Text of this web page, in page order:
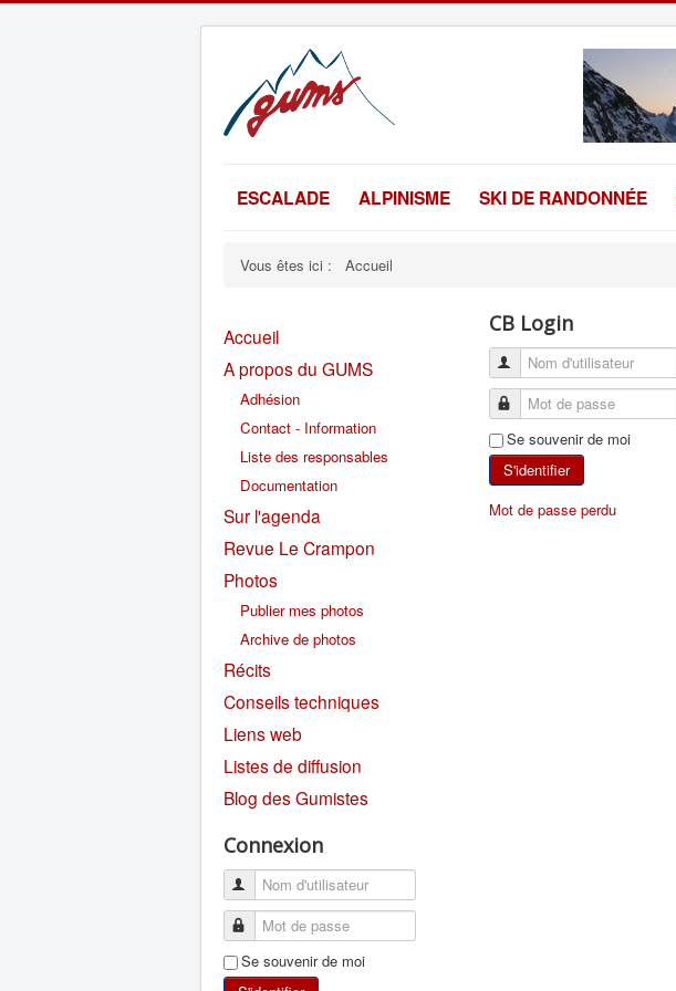
ESCALADE ALPINISME SKI DE RANDONNÉE
Vous êtes ici : Accueil
Accueil
A propos du GUMS
Adhésion
Contact - Information
Liste des responsables
Documentation
Sur l'agenda
Revue Le Crampon
Photos
Publier mes photos
Archive de photos
Récits
Conseils techniques
Liens web
Listes de diffusion
Blog des Gumistes
Connexion
Se souvenir de moi
CB Login
Se souvenir de moi
S'identifier
Mot de passe perdu